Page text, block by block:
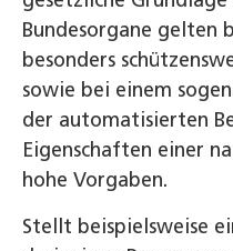
Bundesorgane gelten
besonders
sowie bei einem
der automatisierten
Eigenschaften einer
hohe Vorgaben.
Stellt beispielsweise